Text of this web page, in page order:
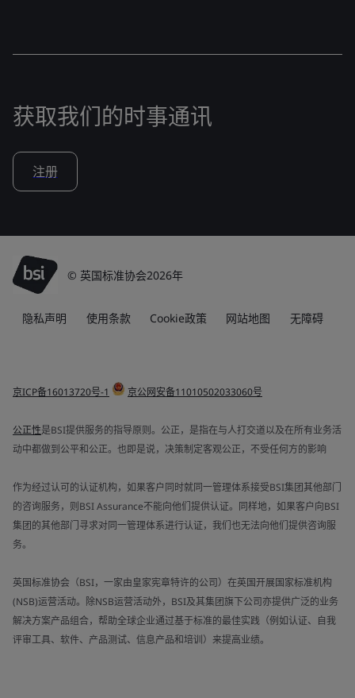
获取我们的时事通讯
注册
© 英国标准协会2026年
隐私声明 使用条款 Cookie政策 网站地图 无障碍
京ICP备16013720号-1 京公网安备11010502033060号
公正性是BSI提供服务的指导原则。公正，是指在与人打交道以及在所有业务活
动中都做到公平和公正。也即是说，决策制定客观公正，不受任何方的影响
作为经过认可的认证机构，如果客户同时就同一管理体系接受BSI集团其他部门
的咨询服务，则BSI Assurance不能向他们提供认证。同样地，如果客户向BSI
集团的其他部门寻求对同一管理体系进行认证，我们也无法向他们提供咨询服
务。
英国标准协会（BSI，一家由皇家宪章特许的公司）在英国开展国家标准机构
(NSB)运营活动。除NSB运营活动外，BSI及其集团旗下公司亦提供广泛的业务
解决方案产品组合，帮助全球企业通过基于标准的最佳实践（例如认证、自我
评审工具、软件、产品测试、信息产品和培训）来提高业绩。